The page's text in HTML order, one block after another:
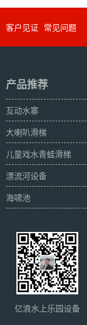
客户见证 常见问题
产品推荐
互动水寨
大喇叭滑梯
儿童戏水青蛙滑梯
漂流河设备
海啸池
亿浪水上乐园设备